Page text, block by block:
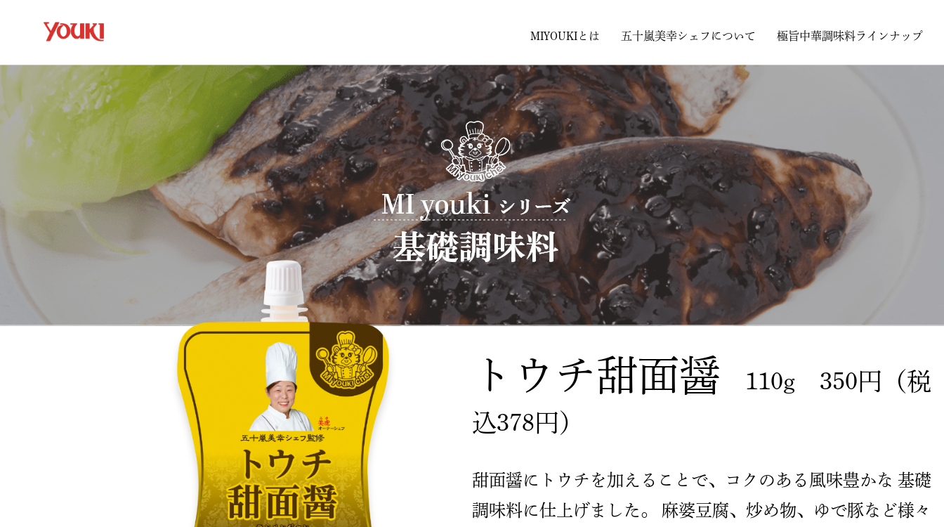
MIYOUKIとは 五十嵐美幸シェフについて 極旨中華調味料ラインナップ
トウチ甜面醤 110g
350円（税
込378円）
甜面醤にトウチを加えることで、コクのある風味豊かな 基礎
調味料に仕上げました。
麻婆豆腐、炒め物、ゆで豚など様々